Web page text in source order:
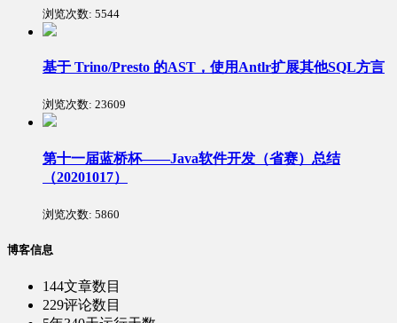
浏览次数: 5544
基于 Trino/Presto 的AST，使用Antlr扩展其他SQL方言
浏览次数: 23609
第十一届蓝桥杯——Java软件开发（省赛）总结
（20201017）
浏览次数: 5860
博客信息
144文章数目
229评论数目